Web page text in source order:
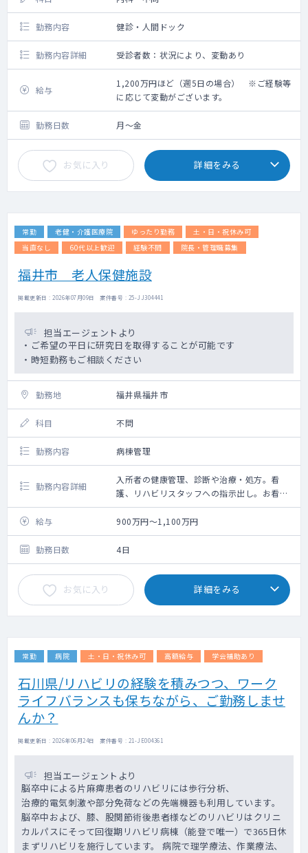
勤務内容 健診・人間ドック
勤務内容詳細 受診者数：状況により、変動あり
給与
1,200万円ほど（週5日の場合） ※ご経験等
に応じて変動がございます。
勤務日数 月～金
お気に入り 詳細をみる
常勤 老健・介護医療院 ゆったり勤務
土・日・祝休み可
当直なし
60代以上歓迎 経験不問 院長・管理職募集
福井市 老人保健施設
掲載更新日 : 2026年07月09日 案件番号 : 25-JJ304441
担当エージェントより
・ご希望の平日に研究日を取得することが可能です
・時短勤務もご相談ください
勤務地 福井県福井市
科目 不問
勤務内容 病棟管理
勤務内容詳細
入所者の健康管理、診断や治療・処方。看
護、リハビリスタッフへの指示出し。お看取
り。
管理会議への参加等
給与 900万円～1,100万円
勤務日数 4日
お気に入り 詳細をみる
常勤 病院 土・日・祝休み可 高額給与 学会補助あり
石川県/リハビリの経験を積みつつ、ワーク
ライフバランスも保ちながら、ご勤務しませ
んか？
掲載更新日 : 2026年06月24日 案件番号 : 21-JE004361
担当エージェントより
脳卒中による片麻痺患者のリハビリには歩行分析、
治療的電気刺激や部分免荷などの先端機器も利用しています。
脳卒中および、膝、股関節術後患者様などのリハビリはクリニ
カルパスにそって回復期リハビリ病棟（能登で唯一）で365日休
まずリハビリを施行しています。 病院で理学療法、作業療法、